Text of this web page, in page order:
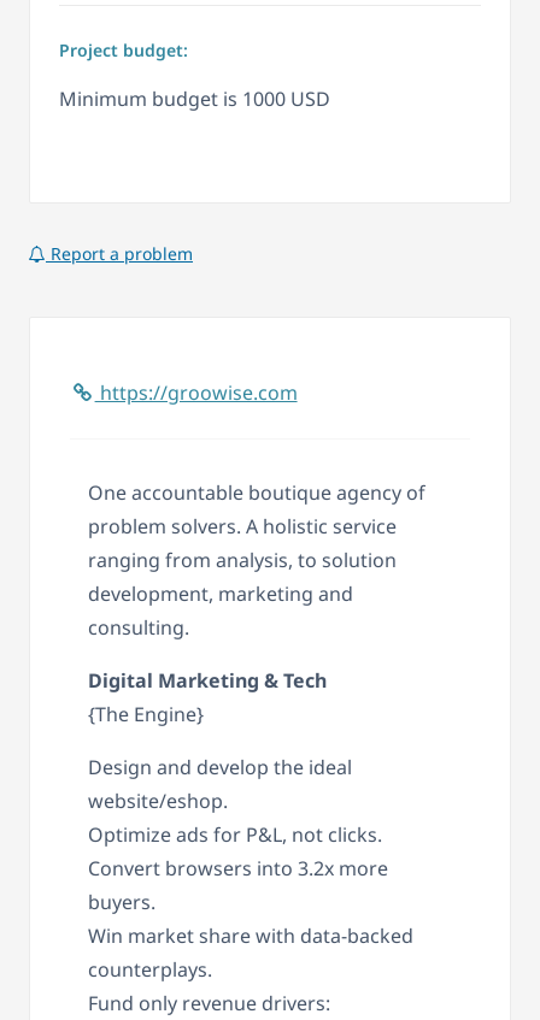
Project budget:
Minimum budget is 1000 USD
Report a problem
https://groowise.com
One accountable boutique agency of
problem solvers. A holistic service
ranging from analysis, to solution
development, marketing and
consulting.
Digital Marketing & Tech
{The Engine}
Design and develop the ideal
website/eshop.
Optimize ads for P&L, not clicks.
Convert browsers into 3.2x more
buyers.
Win market share with data-backed
counterplays.
Fund only revenue drivers: